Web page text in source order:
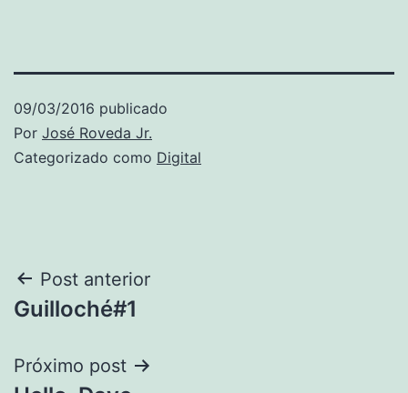
09/03/2016 publicado
Por José Roveda Jr.
Categorizado como Digital
Navegação
de
Post
Post anterior
Guilloché#1
Próximo post